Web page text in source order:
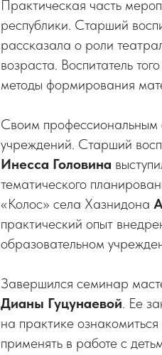
Практическая часть
республики. Старший
рассказала о роли
возраста. Воспитатель
методы формирования
Своим профессиональным
учреждений. Старший
Инесса Головина
тематического
«Колос» села Хазнидона
практический опыт
образовательном
Завершился семинар
Дианы Гуцунаевой. Ее
на практике
применять в работе с